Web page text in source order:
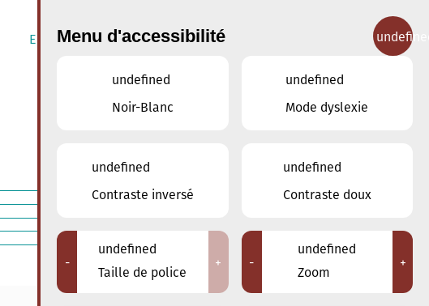
ENSEIGNEMENT MUSICAL CONTACT
Lieux
Tous
Ariston
Conservatoire de Musique de la Ville
d'Esch/Alzette
Eglise décanale St. Joseph / Esch
Escher Theater - Esch-sur-Alzette
Menu d'accessibilité
undefined
Noir-Blanc
undefined
Mode dyslexie
undefined
Contraste inversé
undefined
Contraste doux
-
undefined
Taille de police
+ -
undefined
Zoom
+